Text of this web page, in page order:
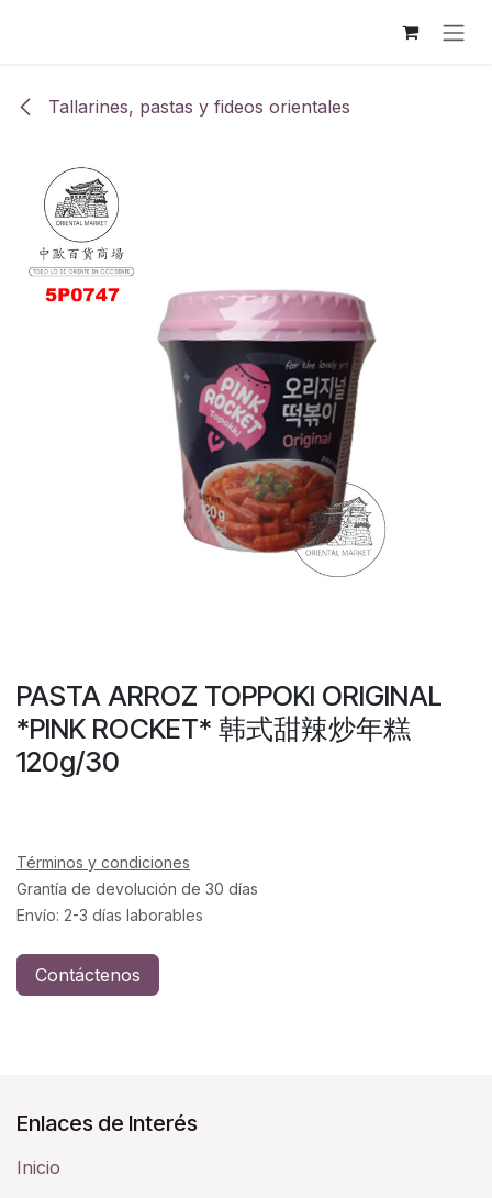
Tallarines, pastas y fideos orientales
PASTA ARROZ TOPPOKI ORIGINAL
*PINK ROCKET* 韩式甜辣炒年糕
120g/30
Términos y condiciones
Grantía de devolución de 30 días
Envío: 2-3 días laborables
Contáctenos
Enlaces de Interés
Inicio